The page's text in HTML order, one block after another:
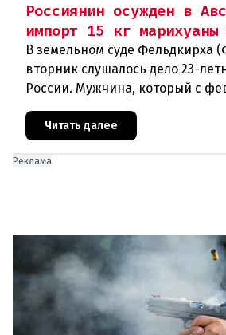
Россиянин осужден в
импорт 15 кг
В земельном суде Фельдкирха
вторник слушалось дело 23-
России. Мужчина, который с
под стражей, обвинялся в том,
полугода организо
Читать далее
Реклама